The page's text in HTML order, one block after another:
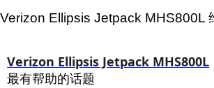
Verizon Ellipsis Jetpack MHS800L
Verizon Ellipsis Jetpack MHS800L
最有帮助的话题